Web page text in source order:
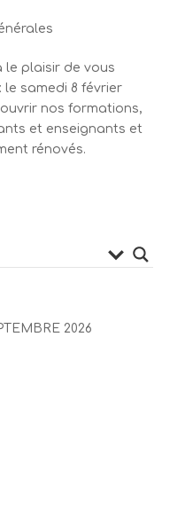
le plaisir de vous
samedi 8 février
nos formations,
et enseignants et
rénovés.
2026